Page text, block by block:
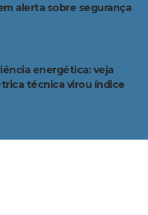
alerta sobre segurança
energética: veja
técnica virou índice